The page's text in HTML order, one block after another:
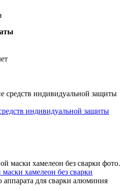
индивидуальной защиты
хамелеон без сварки